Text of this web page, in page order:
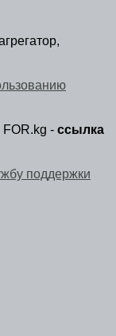
FOR.kg - ссылка
поддержки